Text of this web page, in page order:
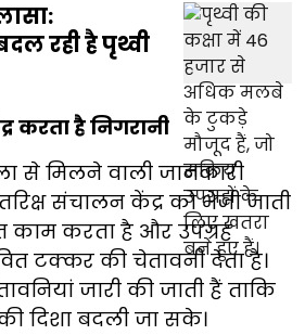
रही है पृथ्वी
करता है निगरानी
से मिलने वाली जानकारी
संचालन केंद्र को भेजी जाती
काम करता है और उपग्रह
टक्कर की चेतावनी देता है।
जारी की जाती हैं ताकि
दिशा बदली जा सके।